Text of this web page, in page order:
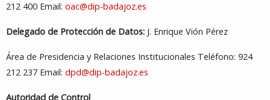
212 400 Email: oac@dip-badajoz.es
Delegado de Protección de Datos: J. Enrique Vión Pérez
Área de Presidencia y Relaciones Institucionales Teléfono: 924
212 237 Email: dpd@dip-badajoz.es
Autoridad de Control